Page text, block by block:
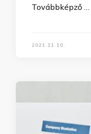
Továbbképző …
2021.11.10.